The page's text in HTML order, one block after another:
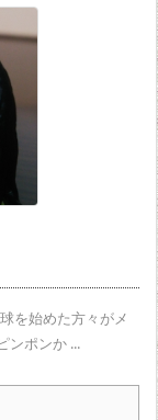
を始めた方々がメ
ンポンか ...